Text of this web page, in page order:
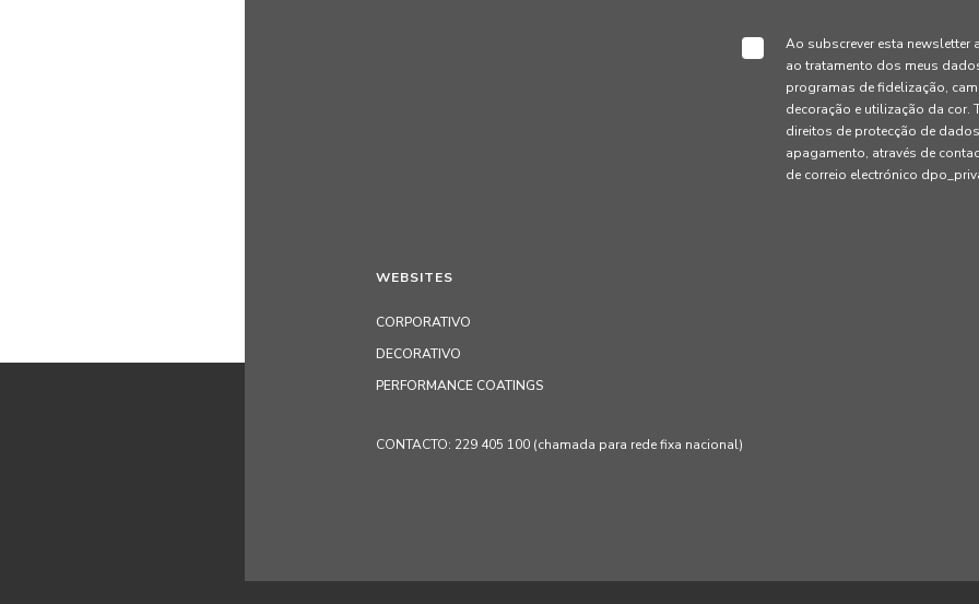
Ao subscrever esta newsletter
ao tratamento dos meus
programas de fidelização,
decoração e utilização da cor.
direitos de protecção de
apagamento, através de
de correio electrónico
WEBSITES
CORPORATIVO
DECORATIVO
PERFORMANCE COATINGS
CONTACTO: 229 405 100 (chamada para rede fixa nacional)